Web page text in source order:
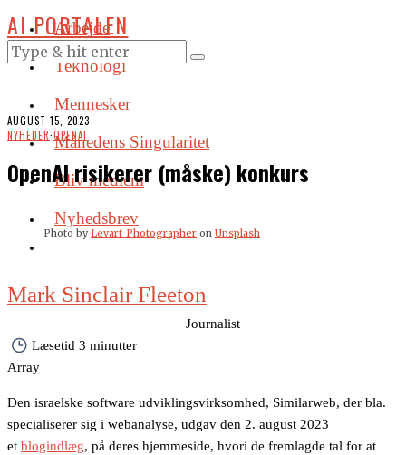
Arbejde
Teknologi
Mennesker
Månedens Singularitet
Bliv medlem
Nyhedsbrev
AI PORTALEN
AUGUST 15, 2023
NYHEDER·OPENAI
OpenAI risikerer (måske) konkurs
Photo by Levart_Photographer on Unsplash
Mark Sinclair Fleeton
Journalist
Læsetid 3 minutter
Array
Den israelske software udviklingsvirksomhed, Similarweb, der bla.
specialiserer sig i webanalyse, udgav den 2. august 2023
et blogindlæg, på deres hjemmeside, hvori de fremlagde tal for at